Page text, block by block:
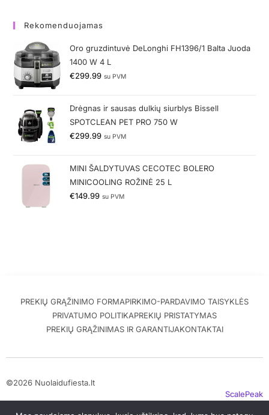
Rekomenduojamas
Oro gruzdintuvė DeLonghi FH1396/1 Balta Juoda
1400 W 4 L
€299.99 su PVM
Drėgnas ir sausas dulkių siurblys Bissell
SPOTCLEAN PET PRO 750 W
€299.99 su PVM
MINI ŠALDYTUVAS CECOTEC BOLERO
MINICOOLING ROŽINĖ 25 L
€149.99 su PVM
PREKIŲ GRĄŽINIMO FORMAPIRKIMO-PARDAVIMO TAISYKLĖS
PRIVATUMO POLITIKAPREKIŲ PRISTATYMAS
PREKIŲ GRĄŽINIMAS IR GARANTIJAKONTAKTAI
©2026 Nuolaidufiesta.lt
ScalePeak